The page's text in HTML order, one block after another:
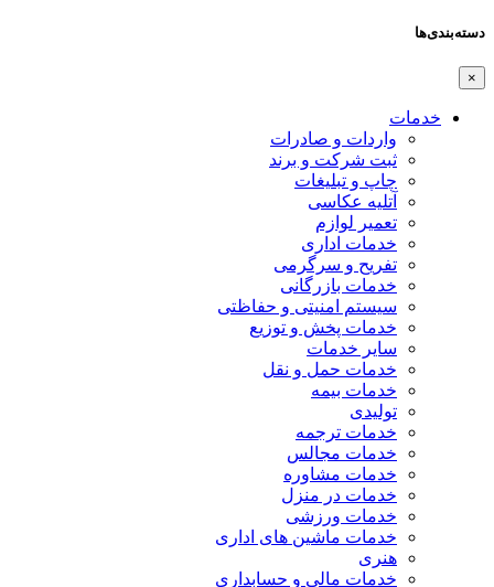
دسته‌بندی‌ها
×
خدمات
واردات و صادرات
ثبت شرکت و برند
چاپ و تبلیغات
آتلیه عکاسی
تعمیر لوازم
خدمات اداری
تفریح و سرگرمی
خدمات بازرگانی
سیستم امنیتی و حفاظتی
خدمات پخش و توزیع
سایر خدمات
خدمات حمل و نقل
خدمات بیمه
تولیدی
خدمات ترجمه
خدمات مجالس
خدمات مشاوره
خدمات در منزل
خدمات ورزشی
خدمات ماشین های اداری
هنری
خدمات مالی و حسابداری